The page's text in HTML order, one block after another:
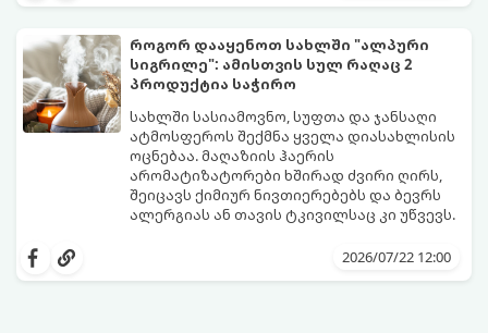
ლაქების ამოყვანასა და პირვანდელი
სიახლის დაბრუნებას.
როგორ დააყენოთ სახლში "ალპური
სიგრილე": ამისთვის სულ რაღაც 2
პროდუქტია საჭირო
სახლში სასიამოვნო, სუფთა და ჯანსაღი
ატმოსფეროს შექმნა ყველა დიასახლისის
ოცნებაა. მაღაზიის ჰაერის
არომატიზატორები ხშირად ძვირი ღირს,
შეიცავს ქიმიურ ნივთიერებებს და ბევრს
ალერგიას ან თავის ტკივილსაც კი უწვევს.
სიგრილისა“ და სიახლის ეფექტის მიღწევა
2026/07/22 12:00